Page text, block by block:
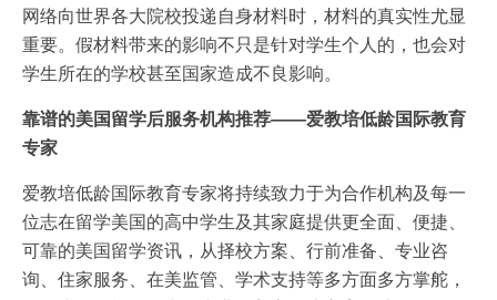
网络向世界各大院校投递自身材料时，材料的真实性尤显
重要。假材料带来的影响不只是针对学生个人的，也会对
学生所在的学校甚至国家造成不良影响。
靠谱的美国留学后服务机构推荐——爱教培低龄国际教育
专家
爱教培低龄国际教育专家将持续致力于为合作机构及每一
位志在留学美国的高中学生及其家庭提供更全面、便捷、
可靠的美国留学资讯，从择校方案、行前准备、专业咨
询、住家服务、在美监管、学术支持等多方面多方掌舵，